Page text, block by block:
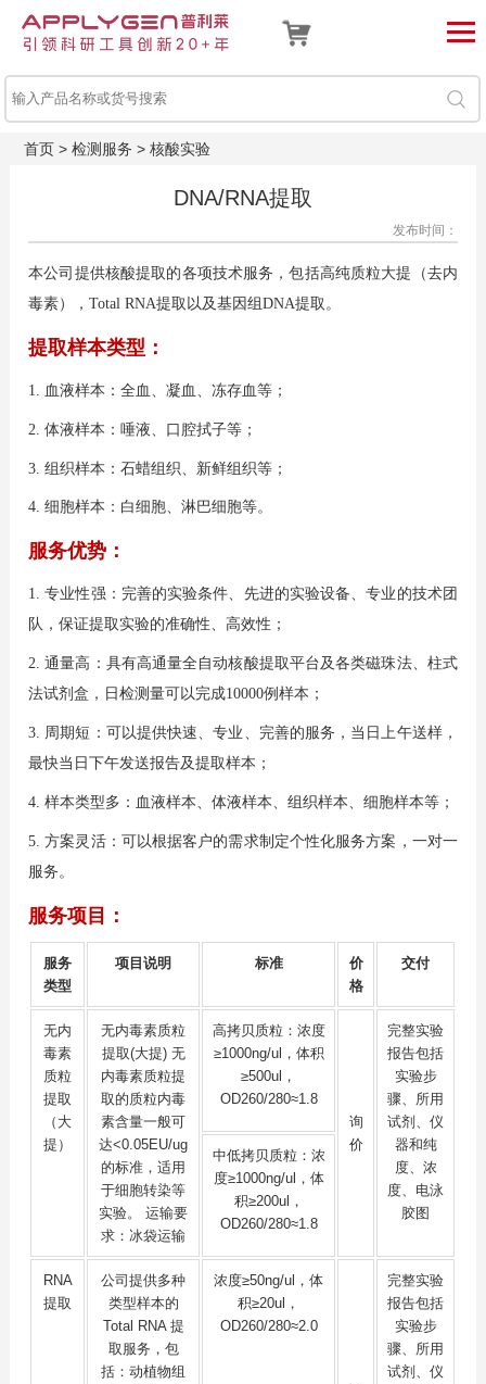
首页> 检测服务 > 核酸实验
DNA/RNA提取
发布时间：
本公司提供核酸提取的各项技术服务，包括高纯质粒大提（去内
毒素），Total RNA提取以及基因组DNA提取。
提取样本类型：
1. 血液样本：全血、凝血、冻存血等；
2. 体液样本：唾液、口腔拭子等；
3. 组织样本：石蜡组织、新鲜组织等；
4. 细胞样本：白细胞、淋巴细胞等。
服务优势：
1. 专业性强：完善的实验条件、先进的实验设备、专业的技术团
队，保证提取实验的准确性、高效性；
2. 通量高：具有高通量全自动核酸提取平台及各类磁珠法、柱式
法试剂盒，日检测量可以完成10000例样本；
3. 周期短：可以提供快速、专业、完善的服务，当日上午送样，
最快当日下午发送报告及提取样本；
4. 样本类型多：血液样本、体液样本、组织样本、细胞样本等；
5. 方案灵活：可以根据客户的需求制定个性化服务方案，一对一
服务。
服务项目：
服务
类型
项目说明 标准
价
格
交付
无内
毒素
质粒
提取
（大
提）
无内毒素质粒
提取(大提) 无
内毒素质粒提
取的质粒内毒
素含量一般可
达<0.05EU/ug
的标准，适用
于细胞转染等
实验。 运输要
求：冰袋运输
高拷贝质粒：浓度
≥1000ng/ul，体积
≥500ul，
OD260/280≈1.8
询
价
完整实验
报告包括
实验步
骤、所用
试剂、仪
器和纯
度、浓
度、电泳
胶图
中低拷贝质粒：浓
度≥1000ng/ul，体
积≥200ul，
OD260/280≈1.8
RNA
提取
公司提供多种
类型样本的
Total RNA 提
取服务，包
括：动植物组
浓度≥50ng/ul，体
积≥20ul，
OD260/280≈2.0
完整实验
报告包括
实验步
骤、所用
试剂、仪